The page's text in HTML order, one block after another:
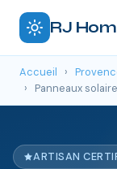
RJ
Accueil ›
›
Panneaux
ARTISAN